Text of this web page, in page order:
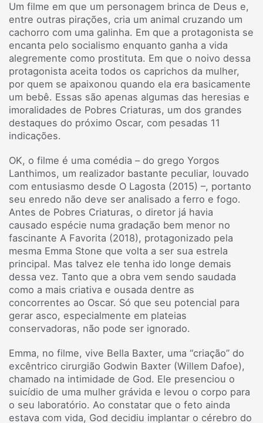
Um filme em que um personagem brinca de Deus e,
entre outras pirações, cria um animal cruzando um
cachorro com uma galinha. Em que a protagonista se
encanta pelo socialismo enquanto ganha a vida
alegremente como prostituta. Em que o noivo dessa
protagonista aceita todos os caprichos da mulher,
por quem se apaixonou quando ela era basicamente
um bebê. Essas são apenas algumas das heresias e
imoralidades de Pobres Criaturas, um dos grandes
destaques do próximo Oscar, com pesadas 11
indicações.
OK, o filme é uma comédia – do grego Yorgos
Lanthimos, um realizador bastante peculiar, louvado
com entusiasmo desde O Lagosta (2015) –, portanto
seu enredo não deve ser analisado a ferro e fogo.
Antes de Pobres Criaturas, o diretor já havia
causado espécie numa gradação bem menor no
fascinante A Favorita (2018), protagonizado pela
mesma Emma Stone que volta a ser sua estrela
principal. Mas talvez ele tenha ido longe demais
dessa vez. Tanto que a obra vem sendo saudada
como a mais criativa e ousada dentre as
concorrentes ao Oscar. Só que seu potencial para
gerar asco, especialmente em plateias
conservadoras, não pode ser ignorado.
Emma, no filme, vive Bella Baxter, uma “criação” do
excêntrico cirurgião Godwin Baxter (Willem Dafoe),
chamado na intimidade de God. Ele presenciou o
suicídio de uma mulher grávida e levou o corpo para
o seu laboratório. Ao constatar que o feto ainda
estava com vida, God decidiu implantar o cérebro do